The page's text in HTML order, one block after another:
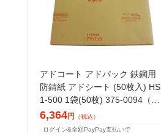
アドコート アドパック 鉄鋼用
防錆紙 アドシート (50枚入) HS
1-500 1袋(50枚) 375-0094（直
送品）
6,364円
（税込）
ログイン&全額PayPay支払いで